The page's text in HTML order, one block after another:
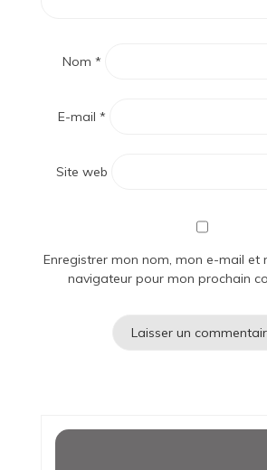
Nom *
E-mail *
Site web
Enregistrer mon nom, mon e-mail et
navigateur pour mon prochain